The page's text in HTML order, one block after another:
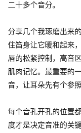
二十多个音分。
分享几个我琢磨出来
住笛身让它暖和起来
唇的松紧控制，高音
肌肉记忆。最重要的
音，让耳朵先有个参照
每个音孔开孔的位置
度才是决定音准的关